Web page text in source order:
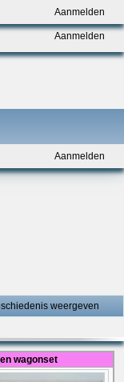
Aanmelden
Aanmelden
Aanmelden
weergeven
wagonset